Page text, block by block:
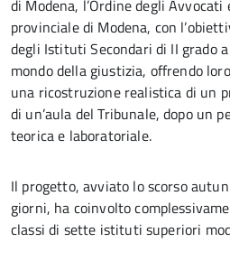
di Modena, l’Ordine degli Avvocati
provinciale di Modena, con
degli Istituti Secondari di II grado
mondo della giustizia, offrendo
una ricostruzione realistica di un
di un’aula del Tribunale, dopo un
teorica e laboratoriale.
Il progetto, avviato lo scorso
giorni, ha coinvolto
classi di sette istituti superiori